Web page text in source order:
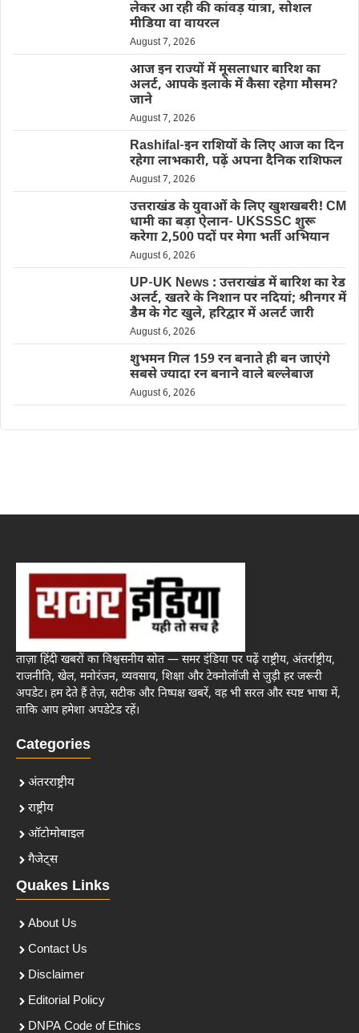
लेकर आ रही की कांवड़ यात्रा, सोशल
मीडिया वा वायरल
August 7, 2026
आज इन राज्यों में मूसलाधार बारिश का
अलर्ट, आपके इलाके में कैसा रहेगा मौसम?
जाने
August 7, 2026
Rashifal-इन राशियों के लिए आज का दिन
रहेगा लाभकारी, पढ़ें अपना दैनिक राशिफल
August 7, 2026
उत्तराखंड के युवाओं के लिए खुशखबरी! CM
धामी का बड़ा ऐलान- UKSSSC शुरू
करेगा 2,500 पदों पर मेगा भर्ती अभियान
August 6, 2026
UP-UK News : उत्तराखंड में बारिश का रेड
अलर्ट, खतरे के निशान पर नदियां; श्रीनगर में
डैम के गेट खुले, हरिद्वार में अलर्ट जारी
August 6, 2026
शुभमन गिल 159 रन बनाते ही बन जाएंगे
सबसे ज्यादा रन बनाने वाले बल्लेबाज
August 6, 2026
ताज़ा हिंदी खबरों का विश्वसनीय स्रोत — समर इंडिया पर पढ़ें राष्ट्रीय, अंतर्राष्ट्रीय,
राजनीति, खेल, मनोरंजन, व्यवसाय, शिक्षा और टेक्नोलॉजी से जुड़ी हर जरूरी
अपडेट। हम देते हैं तेज़, सटीक और निष्पक्ष खबरें, वह भी सरल और स्पष्ट भाषा में,
ताकि आप हमेशा अपडेटेड रहें।
Categories
अंतरराष्ट्रीय
राष्ट्रीय
ऑटोमोबाइल
गैजेट्स
Quakes Links
About Us
Contact Us
Disclaimer
Editorial Policy
DNPA Code of Ethics